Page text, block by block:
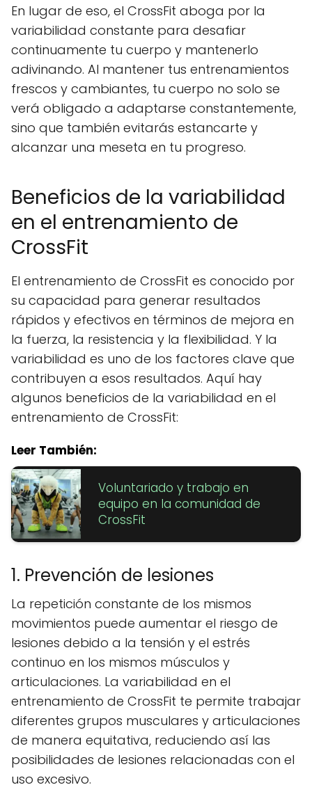
En lugar de eso, el CrossFit aboga por la
variabilidad constante para desafiar
continuamente tu cuerpo y mantenerlo
adivinando. Al mantener tus entrenamientos
frescos y cambiantes, tu cuerpo no solo se
verá obligado a adaptarse constantemente,
sino que también evitarás estancarte y
alcanzar una meseta en tu progreso.
Beneficios de la variabilidad
en el entrenamiento de
CrossFit
El entrenamiento de CrossFit es conocido por
su capacidad para generar resultados
rápidos y efectivos en términos de mejora en
la fuerza, la resistencia y la flexibilidad. Y la
variabilidad es uno de los factores clave que
contribuyen a esos resultados. Aquí hay
algunos beneficios de la variabilidad en el
entrenamiento de CrossFit:
Leer También:
Voluntariado y trabajo en
equipo en la comunidad de
CrossFit
1. Prevención de lesiones
La repetición constante de los mismos
movimientos puede aumentar el riesgo de
lesiones debido a la tensión y el estrés
continuo en los mismos músculos y
articulaciones. La variabilidad en el
entrenamiento de CrossFit te permite trabajar
diferentes grupos musculares y articulaciones
de manera equitativa, reduciendo así las
posibilidades de lesiones relacionadas con el
uso excesivo.